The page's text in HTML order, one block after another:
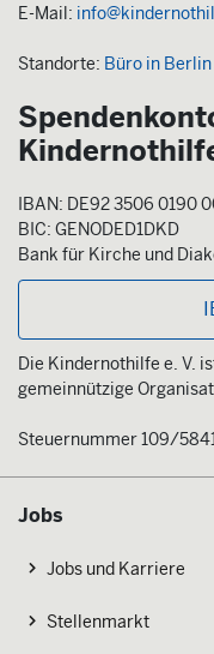
E-Mail:
Standorte: Büro in Berlin
IBAN: DE92 3506 0190
BIC: GENODED1DKD
Bank für Kirche und
Die Kindernothilfe e. V.
gemeinnützige
Steuernummer 109/
Jobs
Jobs und Karriere
Stellenmarkt